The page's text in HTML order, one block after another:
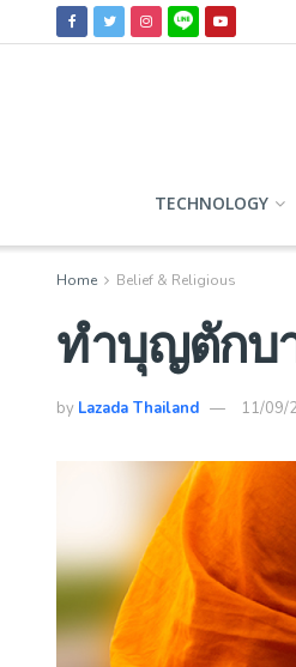
TECHNOLOGY
Home Belief & Religious
ทำบุญตักบ
by Lazada Thailand 11/09/